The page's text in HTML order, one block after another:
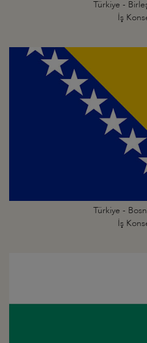
Türkiye -
İş
Türkiye -
İş